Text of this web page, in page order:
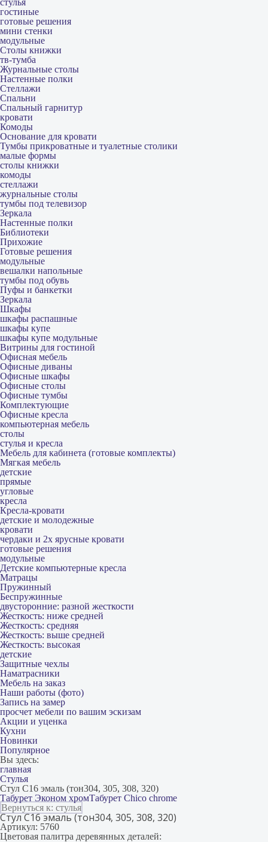
стулья
гостиные
готовые решения
мини стенки
модульные
Столы книжки
тв-тумба
Журнальные столы
Настенные полки
Стеллажи
Спальни
Спальный гарнитур
кровати
Комоды
Основание для кровати
Тумбы прикроватные и туалетные столики
малые формы
столы книжки
комоды
стеллажи
журнальные столы
тумбы под телевизор
Зеркала
Настенные полки
Библиотеки
Прихожие
Готовые решения
модульные
вешалки напольные
тумбы под обувь
Пуфы и банкетки
Зеркала
Шкафы
шкафы распашные
шкафы купе
шкафы купе модульные
Витрины для гостиной
Офисная мебель
Офисные диваны
Офисные шкафы
Офисные столы
Офисные тумбы
Комплектующие
Офисные кресла
компьютерная мебель
столы
стулья и кресла
Мебель для кабинета (готовые комплекты)
Мягкая мебель
детские
прямые
угловые
кресла
Кресла-кровати
детские и молодежные
кровати
чердаки и 2х ярусные кровати
готовые решения
модульные
Детские компьютерные кресла
Матрацы
Пружинный
Беспружинные
двусторонние: разной жесткости
Жесткость: ниже средней
Жесткость: средняя
Жесткость: выше средней
Жесткость: высокая
детские
Защитные чехлы
Наматрасники
Мебель на заказ
Наши работы (фото)
Запись на замер
просчет мебели по вашим эскизам
Акции и уценка
Кухни
Новинки
Популярное
Вы здесь:
главная
Стулья
Стул С16 эмаль (тон304, 305, 308, 320)
Табурет Эконом хромТабурет Chico chrome
Вернуться к: стулья
Стул С16 эмаль (тон304, 305, 308, 320)
Артикул: 5760
Цветовая палитра деревянных деталей: